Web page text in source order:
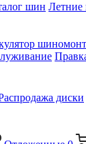
шин
диски